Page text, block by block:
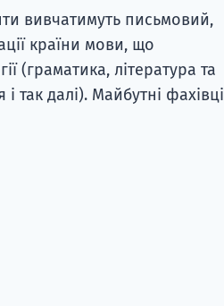
вивчатимуть письмовий,
країни мови, що
(граматика, література та
так далі). Майбутні фахівці